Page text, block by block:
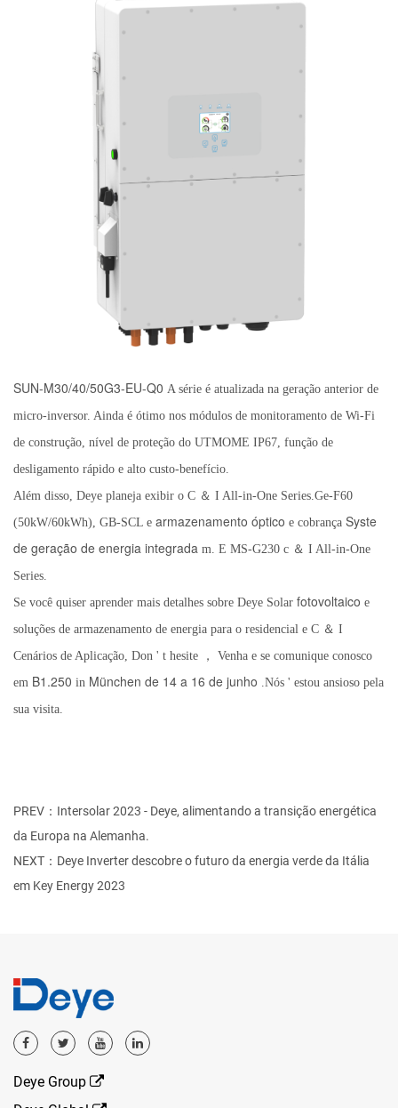
SUN-M30/40/50G3-EU-Q0 A série é atualizada na geração anterior de
micro-inversor. Ainda é ótimo nos módulos de monitoramento de Wi-Fi
de construção, nível de proteção do UTMOME IP67, função de
desligamento rápido e alto custo-benefício.
Além disso, Deye planeja exibir o C ＆ I All-in-One Series.Ge-F60
(50kW/60kWh), GB-SCL e armazenamento óptico e cobrança Syste
de geração de energia integrada m. E MS-G230 c ＆ I All-in-One
Series.
Se você quiser aprender mais detalhes sobre Deye Solar fotovoltaico e
soluções de armazenamento de energia para o residencial e C ＆ I
Cenários de Aplicação, Don ' t hesite ， Venha e se comunique conosco
em B1.250 in München de 14 a 16 de junho .Nós ' estou ansioso pela
sua visita.
PREV：Intersolar 2023 - Deye, alimentando a transição energética
da Europa na Alemanha.
NEXT：Deye Inverter descobre o futuro da energia verde da Itália
em Key Energy 2023
Deye Group